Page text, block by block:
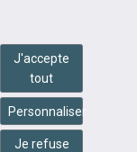
J'accepte
tout
Personnaliser
Je refuse